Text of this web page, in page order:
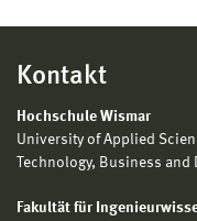
Kontakt
Hochschule Wismar
University of Applied
Technology, Business and
Fakultät für